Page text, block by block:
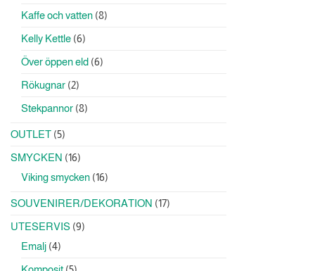
Kaffe och vatten 88
Kelly Kettle 66
Över öppen eld 66
Rökugnar 22
Stekpannor 88
OUTLET 55
SMYCKEN 1616
produkter
Viking smycken 1616
SOUVENIRER/DEKORATION 1717
UTESERVIS 99
Emalj 44
5